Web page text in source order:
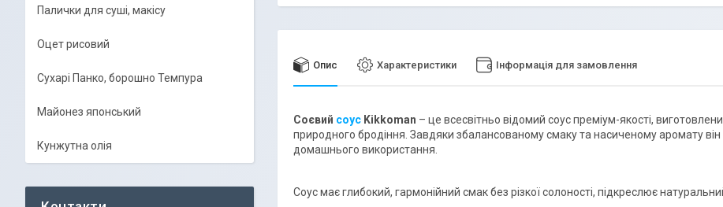
Опис Характеристики Інформація для замовлення
Соєвий соус Kikkoman – це всесвітньо відомий соус преміум-якості,
природного бродіння. Завдяки збалансованому смаку та насиченому аромату він
домашнього використання.
Соус має глибокий, гармонійний смак без різкої солоності, підкреслює
Палички для суші, макісу
Оцет рисовий
Сухарі Панко, борошно Темпура
Майонез японський
Кунжутна олія